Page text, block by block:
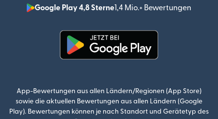
Google Play 4,8 Sterne1,4 Mio.+ Bewertungen
App-Bewertungen aus allen Ländern/Regionen (App Store)
sowie die aktuellen Bewertungen aus allen Ländern (Google
Play). Bewertungen können je nach Standort und Gerätetyp des